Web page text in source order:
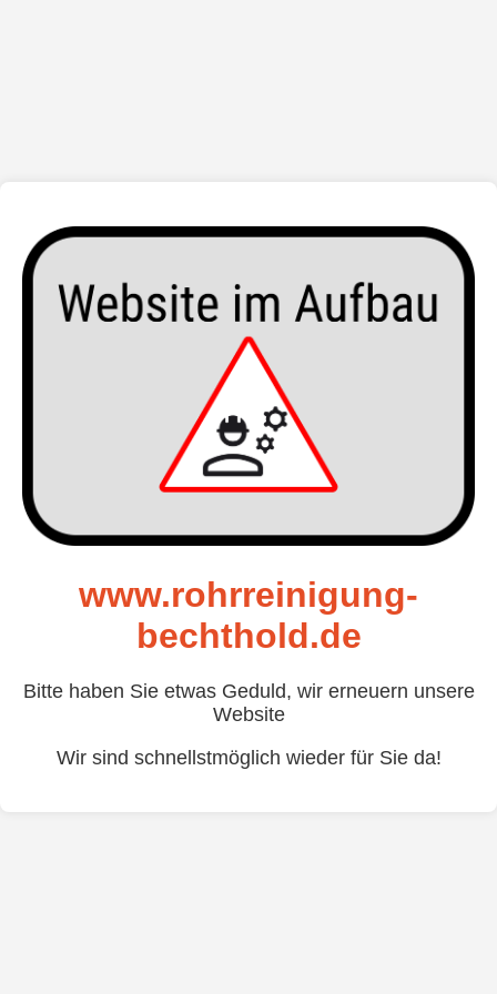
www.rohrreinigung-
bechthold.de
Bitte haben Sie etwas Geduld, wir erneuern unsere
Website
Wir sind schnellstmöglich wieder für Sie da!